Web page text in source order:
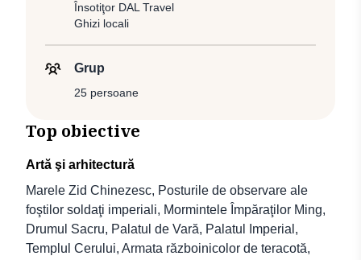
Însotiţor DAL Travel
Ghizi locali
Grup
25 persoane
Top obiective
Artă şi arhitectură
Marele Zid Chinezesc, Posturile de observare ale
foştilor soldaţi imperiali, Mormintele Împăraţilor Ming,
Drumul Sacru, Palatul de Vară, Palatul Imperial,
Templul Cerului, Armata războinicolor de teracotă,